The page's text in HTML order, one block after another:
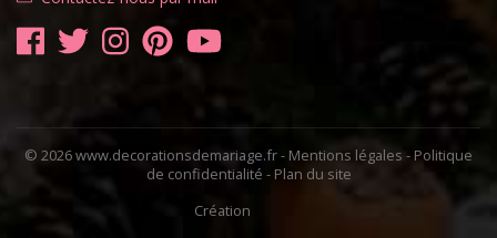
© 2026 www.decorationsdemariage.fr - Mentions légales-Politique
de confidentialité - Plan du site
Création